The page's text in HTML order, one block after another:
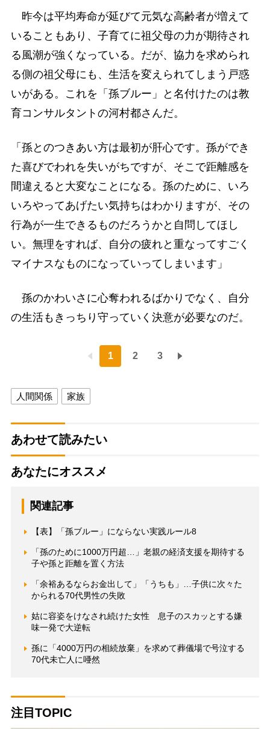
昨今は平均寿命が延びて元気な高齢者が増えて
いることもあり、子育てに祖父母の力が期待され
る風潮が強くなっている。だが、協力を求められ
る側の祖父母にも、生活を変えられてしまう戸惑
いがある。これを「孫ブルー」と名付けたのは教
育コンサルタントの河村都さんだ。
「孫とのつきあい方は最初が肝心です。孫ができ
た喜びでわれを失いがちですが、そこで距離感を
間違えると大変なことになる。孫のために、いろ
いろやってあげたい気持ちはわかりますが、その
行為が一生できるものだろうかと自問してほし
い。無理をすれば、自分の疲れと重なってすごく
マイナスなものになっていってしまいます」
孫のかわいさに心奪われるばかりでなく、自分
の生活もきっちり守っていく決意が必要なのだ。
1 2 3
人間関係 家族
あわせて読みたい
あなたにオススメ
関連記事
【表】「孫ブルー」にならない実践ルール8
「孫のために1000万円超…」老親の経済支援を期待する
子や孫と距離を置く方法
「余裕あるならお金出して」「うちも」…子供に次々た
かられる70代男性の失敗
姑に容姿をけなされ続けた女性 息子のスカッとする嫌
味一発で大逆転
孫に「4000万円の相続放棄」を求めて葬儀場で号泣する
70代未亡人に唖然
注目TOPIC